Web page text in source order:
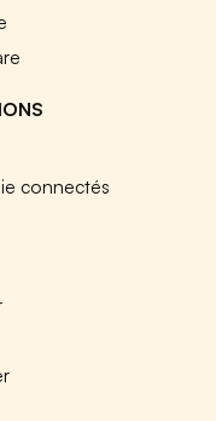
connectés